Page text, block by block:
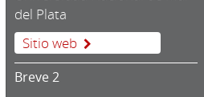
del Plata
Sitio web
Breve 2